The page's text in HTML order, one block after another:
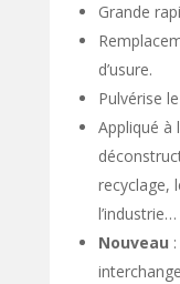
Grande
d’usure.
Pulvérise
Appliqué à
recyclage,
l’industrie…
Nouveau